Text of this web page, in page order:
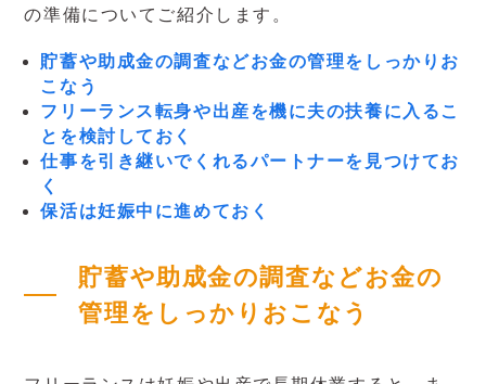
の準備についてご紹介します。
貯蓄や助成金の調査などお金の管理をしっかりお
こなう
フリーランス転身や出産を機に夫の扶養に入るこ
とを検討しておく
仕事を引き継いでくれるパートナーを見つけてお
く
保活は妊娠中に進めておく
貯蓄や助成金の調査などお金の
管理をしっかりおこなう